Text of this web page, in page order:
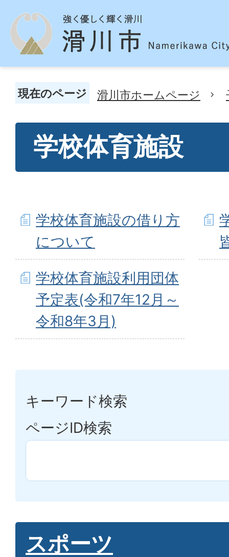
現在のページ 滑川市ホームページ
学校体育施設
学校体育施設の借り方
について
学校体育施設利用団体
予定表(令和7年12月～
令和8年3月)
キーワード検索
ページID検索
スポーツ